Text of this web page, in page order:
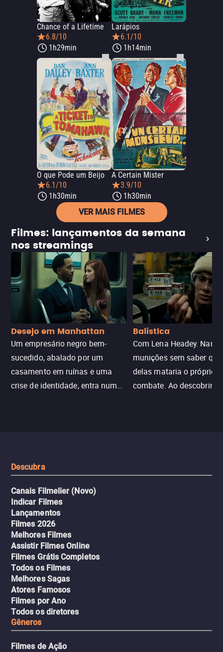
Chance of a Lifetime
6.8/10
1h29min
Larápios
6.1/10
1h14min
O que Pode um Beijo
6.1/10
1h30min
A Certain Mister
3.9/10
1h30min
VER MAIS FILMES
Filmes: lançamentos da semana
nos streamings
Desejo em Manhattan
Um empresário negro bem-
sucedido, abalado por um
casamento em ruínas e uma
crise de identidade, entra num
Balística
Com Lena Headey.
munições sem saber
delas mataria o próprio
combate. Ao descobrir a
Descubra
Canais Filmelier (Novo)
Indicar Filmes
Lançamentos
Filmes 2026
Melhores Filmes
Assistir Filmes Online
Filmes Grátis Completos
Todos os Filmes
Melhores Sagas
Atores Famosos
Filmes por Ano
Todos os diretores
Gêneros
Filmes de Ação